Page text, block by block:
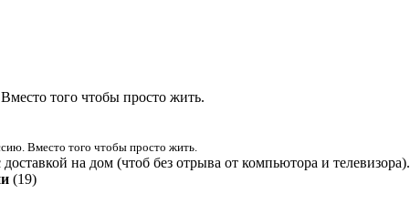
того чтобы просто жить.
Вместо того чтобы просто жить.
на дом (чтоб без отрыва от компьютора и телевизора).
(19)